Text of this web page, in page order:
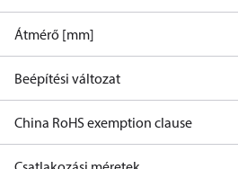
Átmérő [mm]
Beépítési változat
China RoHS exemption clause